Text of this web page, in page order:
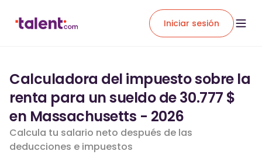
Iniciar sesión
Calculadora del impuesto sobre la
renta para un sueldo de 30.777 $
en Massachusetts - 2026
Calcula tu salario neto después de las
deducciones e impuestos